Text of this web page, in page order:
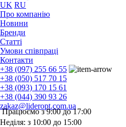
UK RU
Про компанію
Новини
Бренди
Статті
Умови співпраці
Контакти
+38 (097) 255 66 55
+38 (050) 517 70 15
+38 (093) 170 15 61
+38 (044) 390 93 26
zakaz@lideropt.com.ua
Працюємо з 9:00 до 17:00
Неділя: з 10:00 до 15:00